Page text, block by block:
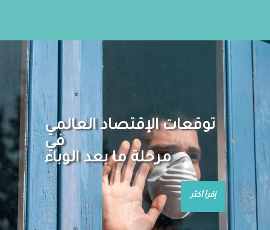
توقعات الإقتصاد العالمي
في
مرحلة ما بعد الوباء
إقرأ أكثر